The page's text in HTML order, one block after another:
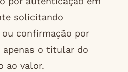
solicitando
confirmação por
apenas o titular do
ao valor.